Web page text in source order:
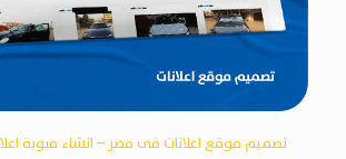
تصميم موقع اعلانات فى مصر – انشاء مبوبة